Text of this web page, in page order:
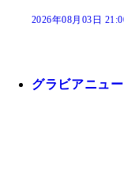
2026年08月03日
グラビアニュ